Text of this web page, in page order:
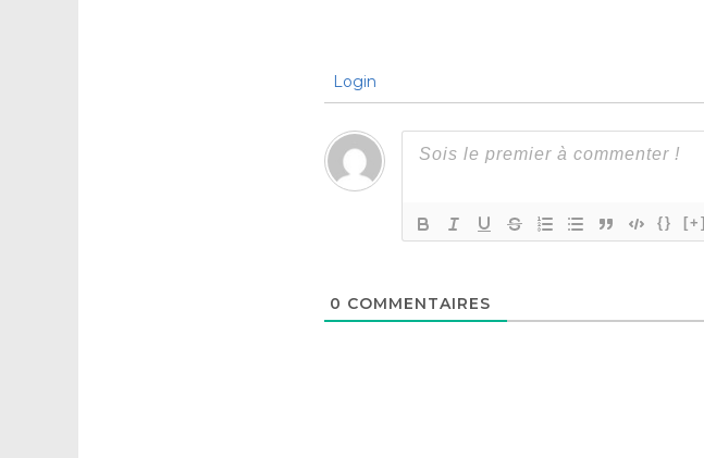
Login
{} [+]
0 COMMENTAIRES